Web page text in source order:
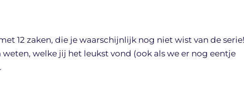
12 zaken, die je waarschijnlijk nog niet wist van de serie!
weten, welke jij het leukst vond (ook als we er nog eentje